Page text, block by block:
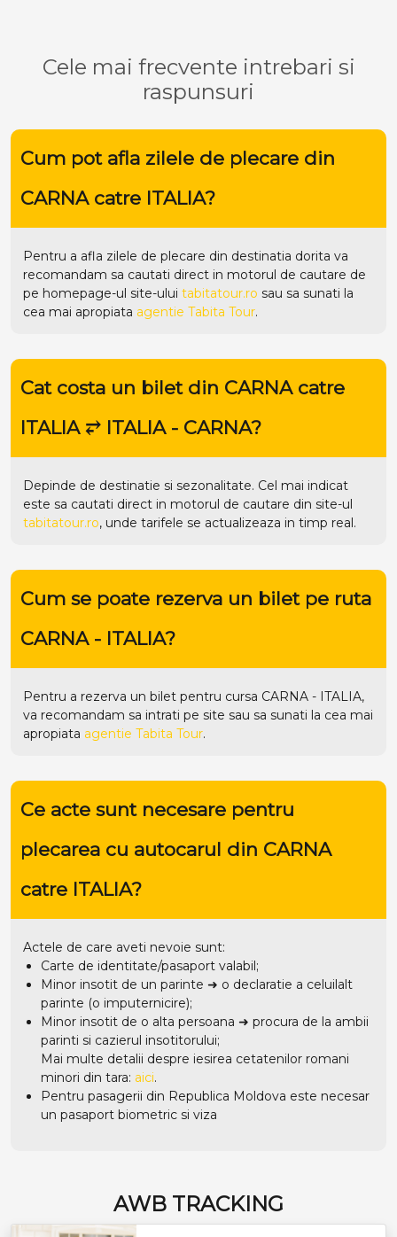
Cele mai frecvente intrebari si
raspunsuri
Cum pot afla zilele de plecare din
CARNA catre ITALIA?
Pentru a afla zilele de plecare din destinatia dorita va
recomandam sa cautati direct in motorul de cautare de
pe homepage-ul site-ului tabitatour.ro sau sa sunati la
cea mai apropiata agentie Tabita Tour.
Cat costa un bilet din CARNA catre
ITALIA ⥂ ITALIA - CARNA?
Depinde de destinatie si sezonalitate. Cel mai indicat
este sa cautati direct in motorul de cautare din site-ul
tabitatour.ro, unde tarifele se actualizeaza in timp real.
Cum se poate rezerva un bilet pe ruta
CARNA - ITALIA?
Pentru a rezerva un bilet pentru cursa CARNA - ITALIA,
va recomandam sa intrati pe site sau sa sunati la cea mai
apropiata agentie Tabita Tour.
Ce acte sunt necesare pentru
plecarea cu autocarul din CARNA
catre ITALIA?
Actele de care aveti nevoie sunt:
Carte de identitate/pasaport valabil;
Minor insotit de un parinte ➜ o declaratie a celuilalt
parinte (o imputernicire);
Minor insotit de o alta persoana ➜ procura de la ambii
parinti si cazierul insotitorului;
Mai multe detalii despre iesirea cetatenilor romani
minori din tara: aici.
Pentru pasagerii din Republica Moldova este necesar
un pasaport biometric si viza
AWB TRACKING